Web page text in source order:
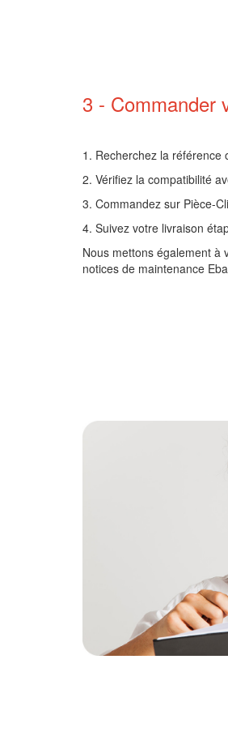
3 - Commander
1. Recherchez la référence
2. Vérifiez la compatibilité
3. Commandez sur Pièce-
4. Suivez votre livraison
Nous mettons également à
notices de maintenance